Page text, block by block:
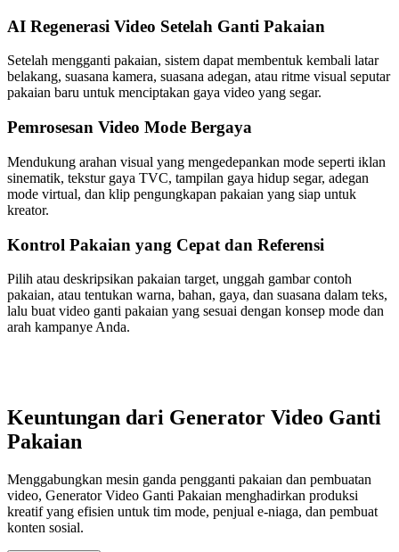
AI Regenerasi Video Setelah Ganti Pakaian
Setelah mengganti pakaian, sistem dapat membentuk kembali latar
belakang, suasana kamera, suasana adegan, atau ritme visual seputar
pakaian baru untuk menciptakan gaya video yang segar.
Pemrosesan Video Mode Bergaya
Mendukung arahan visual yang mengedepankan mode seperti iklan
sinematik, tekstur gaya TVC, tampilan gaya hidup segar, adegan
mode virtual, dan klip pengungkapan pakaian yang siap untuk
kreator.
Kontrol Pakaian yang Cepat dan Referensi
Pilih atau deskripsikan pakaian target, unggah gambar contoh
pakaian, atau tentukan warna, bahan, gaya, dan suasana dalam teks,
lalu buat video ganti pakaian yang sesuai dengan konsep mode dan
arah kampanye Anda.
Keuntungan dari Generator Video Ganti
Pakaian
Menggabungkan mesin ganda pengganti pakaian dan pembuatan
video, Generator Video Ganti Pakaian menghadirkan produksi
kreatif yang efisien untuk tim mode, penjual e-niaga, dan pembuat
konten sosial.